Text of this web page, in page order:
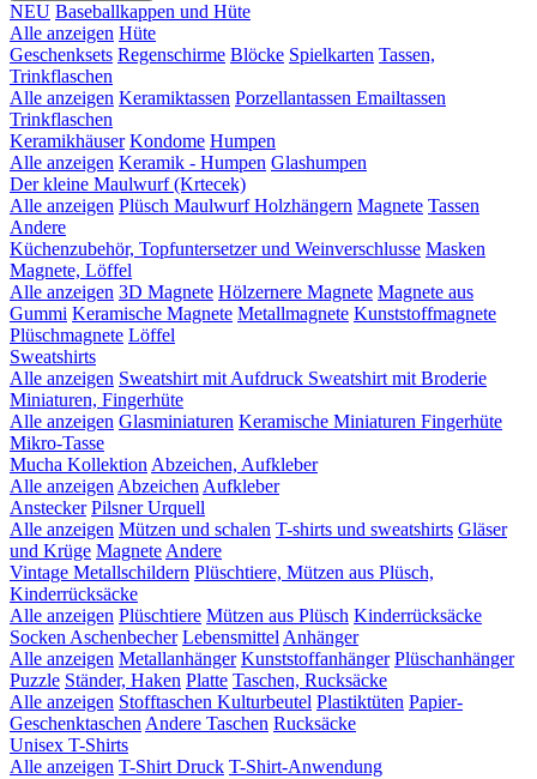
NEU Baseballkappen und Hüte
Alle anzeigen Hüte
Geschenksets Regenschirme Blöcke Spielkarten Tassen,
Trinkflaschen
Alle anzeigen Keramiktassen Porzellantassen Emailtassen
Trinkflaschen
Keramikhäuser Kondome Humpen
Alle anzeigen Keramik - Humpen Glashumpen
Der kleine Maulwurf (Krtecek)
Alle anzeigen Plüsch MaulwurfHolzhängern Magnete Tassen
Andere
Küchenzubehör, Topfuntersetzer und Weinverschlusse Masken
Magnete, Löffel
Alle anzeigen 3D Magnete Hölzernere Magnete Magnete aus
Gummi Keramische Magnete Metallmagnete Kunststoffmagnete
Plüschmagnete Löffel
Sweatshirts
Alle anzeigen Sweatshirt mit Aufdruck Sweatshirt mit Broderie
Miniaturen, Fingerhüte
Alle anzeigen Glasminiaturen Keramische Miniaturen Fingerhüte
Mikro-Tasse
Mucha Kollektion Abzeichen, Aufkleber
Alle anzeigen Abzeichen Aufkleber
Anstecker Pilsner Urquell
Alle anzeigen Mützen und schalen T-shirts und sweatshirts Gläser
und Krüge Magnete Andere
Vintage Metallschildern Plüschtiere, Mützen aus Plüsch,
Kinderrücksäcke
Alle anzeigen Plüschtiere Mützen aus Plüsch Kinderrücksäcke
Socken Aschenbecher Lebensmittel Anhänger
Alle anzeigen Metallanhänger Kunststoffanhänger Plüschanhänger
Puzzle Ständer, Haken Platte Taschen, Rucksäcke
Alle anzeigen Stofftaschen Kulturbeutel Plastiktüten Papier-
Geschenktaschen Andere Taschen Rucksäcke
Unisex T-Shirts
Alle anzeigen T-Shirt Druck T-Shirt-Anwendung